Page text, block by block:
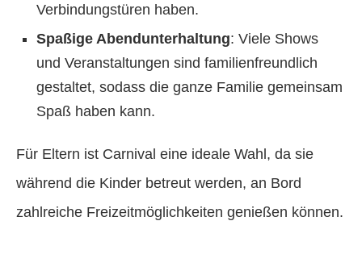
Verbindungstüren haben.
Spaßige Abendunterhaltung: Viele Shows
und Veranstaltungen sind familienfreundlich
gestaltet, sodass die ganze Familie gemeinsam
Spaß haben kann.
Für Eltern ist Carnival eine ideale Wahl, da sie
während die Kinder betreut werden, an Bord
zahlreiche Freizeitmöglichkeiten genießen können.